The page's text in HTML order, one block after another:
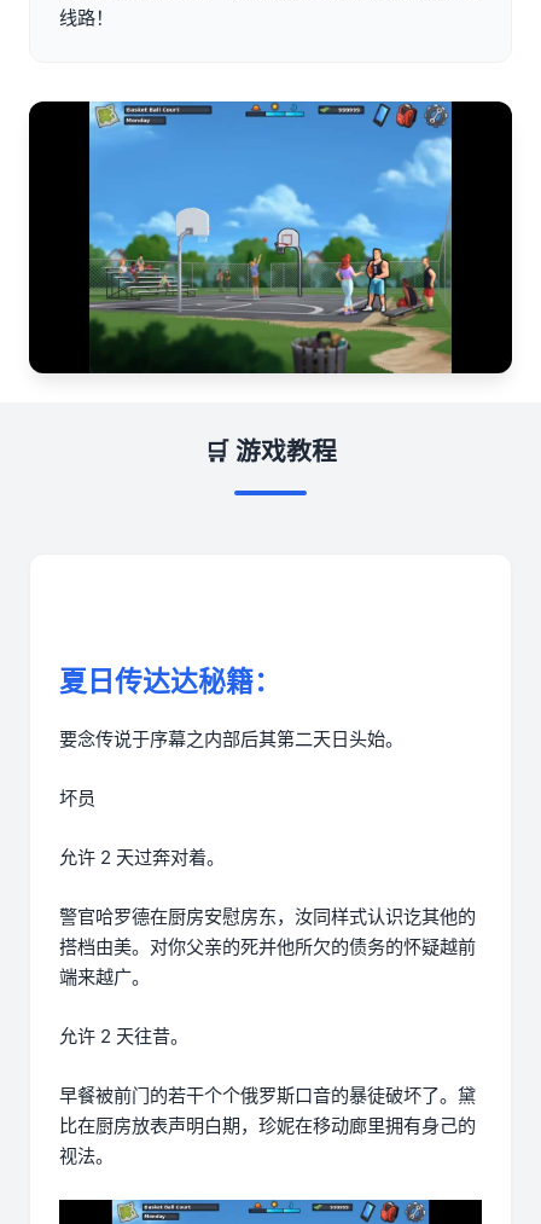
线路！
🛒 游戏教程
夏日传达达秘籍：
要念传说于序幕之内部后其第二天日头始。
坏员
允许 2 天过奔对着。
警官哈罗德在厨房安慰房东，汝同样式认识讫其他的
搭档由美。对你父亲的死并他所欠的债务的怀疑越前
端来越广。
允许 2 天往昔。
早餐被前门的若干个个俄罗斯口音的暴徒破坏了。黛
比在厨房放表声明白期，珍妮在移动廊里拥有身己的
视法。